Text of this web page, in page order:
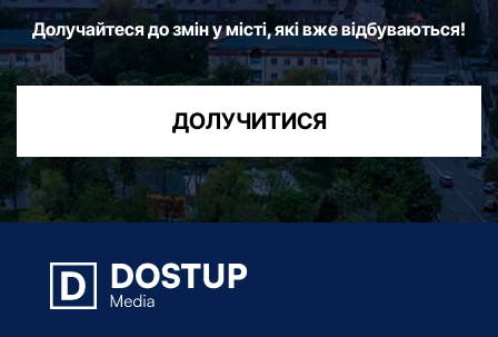
Долучайтеся до змін у місті, які вже відбуваються!
ДОЛУЧИТИСЯ